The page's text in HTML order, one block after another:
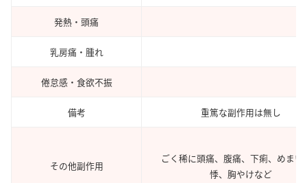
発熱・頭痛
乳房痛・腫れ
倦怠感・食欲不振
備考 重篤な副作用は無し
その他副作用
ごく稀に頭痛、腹痛、下痢、めまい
悸、胸やけなど